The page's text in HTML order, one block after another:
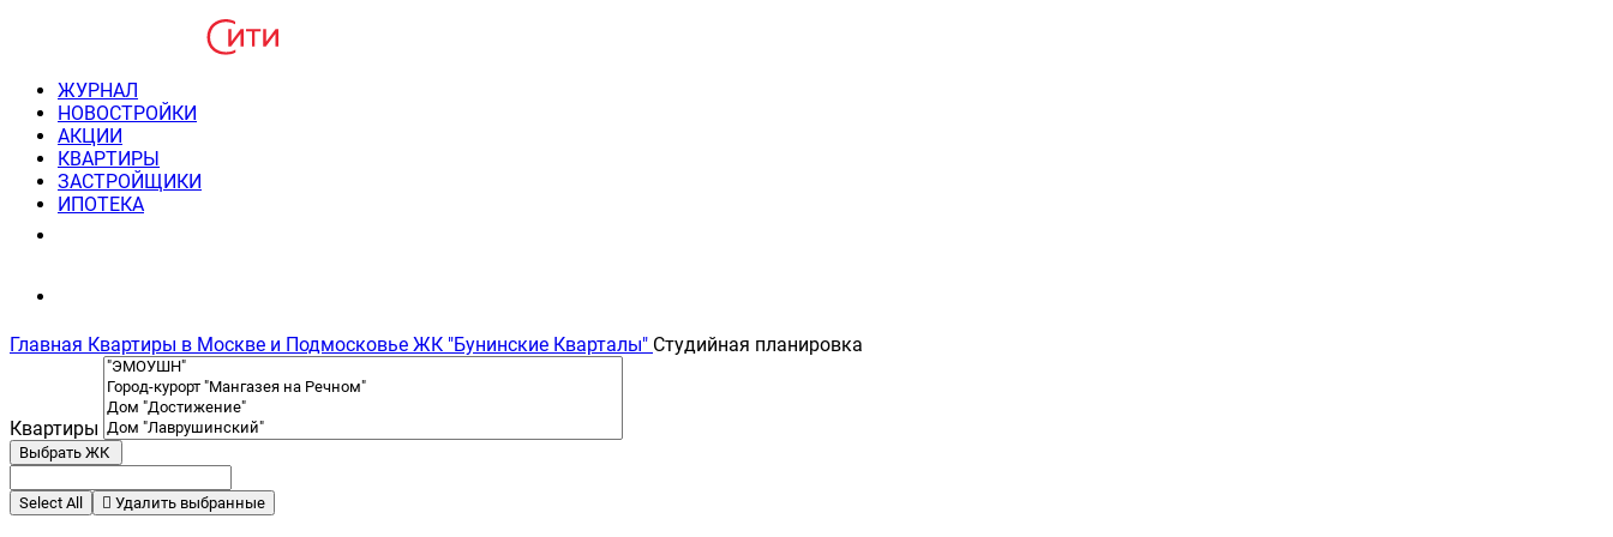
ЖУРНАЛ
НОВОСТРОЙКИ
АКЦИИ
КВАРТИРЫ
ЗАСТРОЙЩИКИ
ИПОТЕКА
Главная Квартиры в Москве и Подмосковье ЖК "Бунинские Кварталы" Студийная планировка
Квартиры
Выбрать ЖК
Select All Удалить выбранные